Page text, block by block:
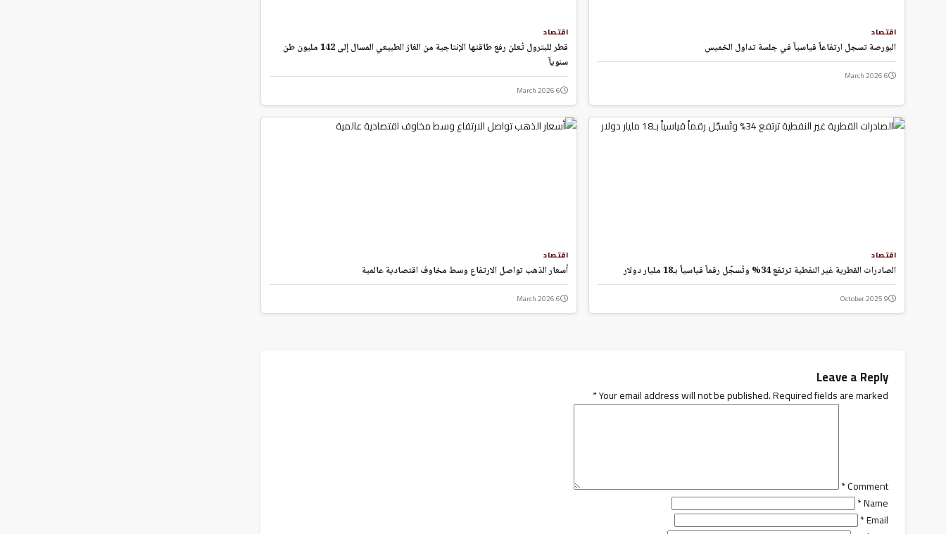
Hacklink
Hacklink
Buy Hacklink
Hacklink
Hacklink satın al
Hacklink panel
Hacklink panel
Hacklink panel
Hacklink panel
Hacklink panel
Hacklink panel
Hacklink panel
Hacklink panel
Hacklink panel
اقتصاد
البورصة تسجل ارتفاعاً قياسياً في جلسة تداول الخميس
6 March 2026
اقتصاد
قطر للبترول تُعلن رفع طاقتها الإنتاجية من الغاز الطبيعي المسال إلى 142 مليون طن
سنوياً
6 March 2026
اقتصاد
الصادرات القطرية غير النفطية ترتفع 34% وتُسجّل رقماً قياسياً بـ18 مليار دولار
9 October 2025
اقتصاد
أسعار الذهب تواصل الارتفاع وسط مخاوف اقتصادية عالمية
6 March 2026
Leave a Reply
Your email address will not be published.Required fields are marked
*
Comment
*
Name
*
Email
*